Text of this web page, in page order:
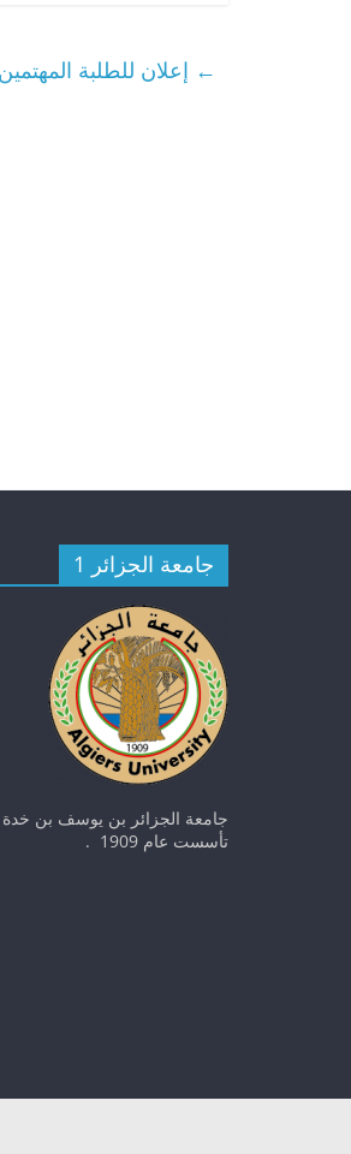
← إعلان للطلبة
جامعة الجزائر 1
جامعة الجزائر بن يوسف بن خدة
تأسست عام 1909 .